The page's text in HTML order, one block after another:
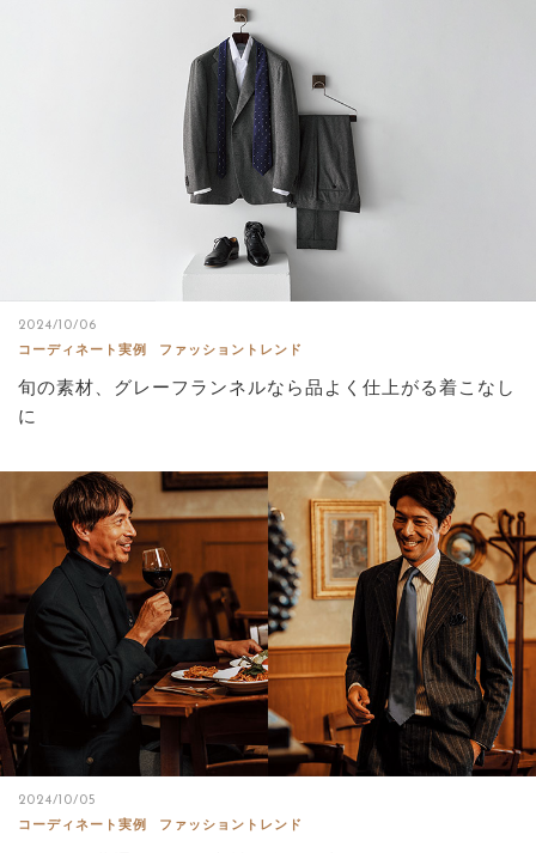
2024/10/06
コーディネート実例
ファッショントレンド
旬の素材、グレーフランネルなら品よく仕上がる着こなし
に
2024/10/05
コーディネート実例
ファッショントレンド